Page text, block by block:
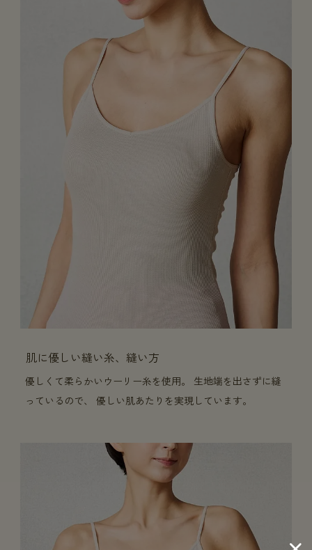
肌に優しい縫い糸、縫い方
優しくて柔らかいウーリー糸を使用。 生地端を出さずに縫
っているので、 優しい肌あたりを実現しています。